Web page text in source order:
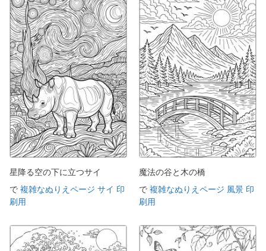
星降る空の下に立つサイ
で 複雑なぬりえページ サイ 印
刷用
魔法の谷と木の橋
で 複雑なぬりえページ 風景 印
刷用